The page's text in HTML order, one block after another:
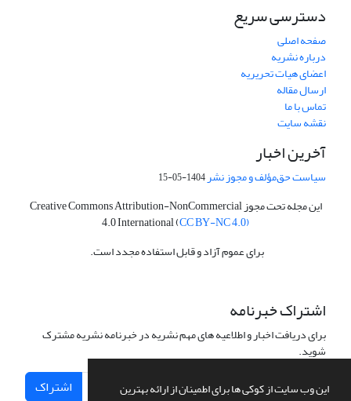
این وب سایت از کوکی ها برای اطمینان از ارائه بهترین
دسترسی سریع
صفحه اصلی
درباره نشریه
اعضای هیات تحریریه
ارسال مقاله
تماس با ما
نقشه سایت
آخرین اخبار
سیاست حق‌مؤلف و مجوز نشر1404-05-15
این مجله تحت مجوز Creative Commons Attribution-NonCommercial
4.0 International (CC BY-NC 4.0)
برای عموم آزاد و قابل استفاده مجدد است.
اشتراک خبرنامه
برای دریافت اخبار و اطلاعیه های مهم نشریه در خبرنامه نشریه مشترک
شوید.
اشتراک